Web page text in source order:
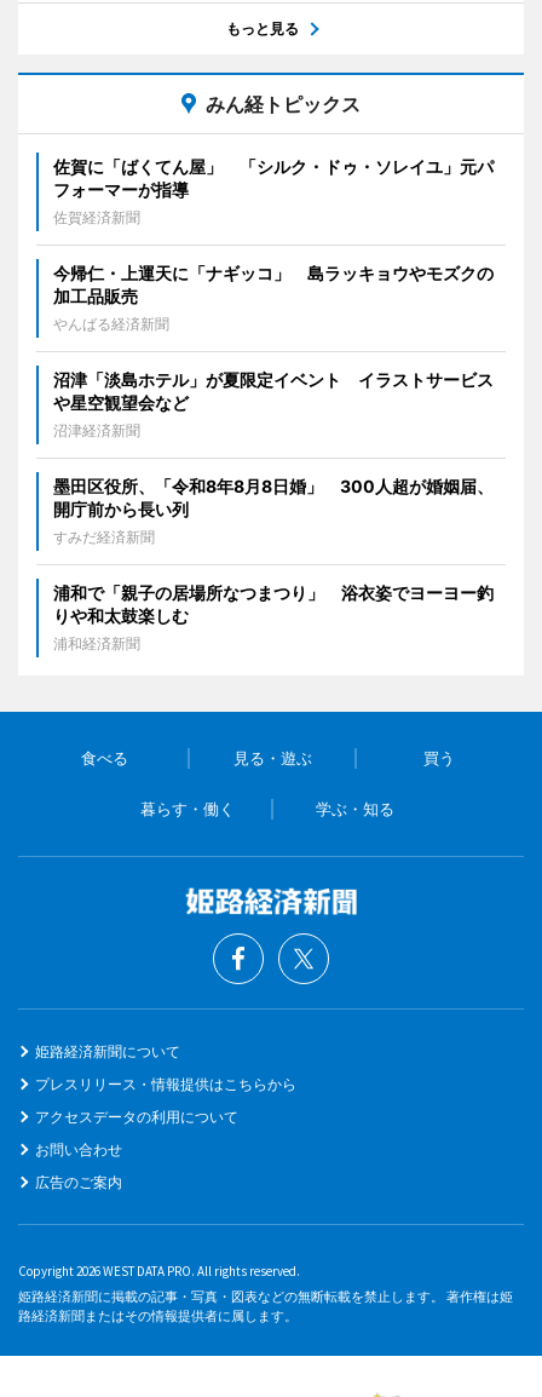
もっと見る
みん経トピックス
佐賀に「ばくてん屋」 「シルク・ドゥ・ソレイユ」元パ
フォーマーが指導
佐賀経済新聞
今帰仁・上運天に「ナギッコ」 島ラッキョウやモズクの
加工品販売
やんばる経済新聞
沼津「淡島ホテル」が夏限定イベント イラストサービス
や星空観望会など
沼津経済新聞
墨田区役所、「令和8年8月8日婚」 300人超が婚姻届、
開庁前から長い列
すみだ経済新聞
浦和で「親子の居場所なつまつり」 浴衣姿でヨーヨー釣
りや和太鼓楽しむ
浦和経済新聞
食べる 見る・遊ぶ 買う
暮らす・働く 学ぶ・知る
姫路経済新聞について
プレスリリース・情報提供はこちらから
アクセスデータの利用について
お問い合わせ
広告のご案内
Copyright 2026 WEST DATA PRO. All rights reserved.
姫路経済新聞に掲載の記事・写真・図表などの無断転載を禁止します。 著作権は姫
路経済新聞またはその情報提供者に属します。